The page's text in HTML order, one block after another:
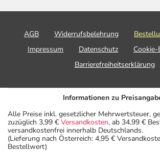
AGB Widerrufsbelehrung
Impressum
Datenschutz
Barrierefreiheitserklärung
Informationen zu
Alle Preise inkl. gesetzlicher Mehrwertsteuer,
zuzüglich 3,99 € Versandkosten, ab 34,99 €
versandkostenfrei innerhalb Deutschlands.
(Lieferung nach Österreich: 4,95 €
Bestellwert)